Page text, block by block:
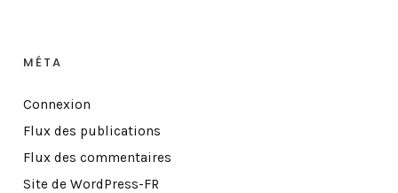
MÉTA
Connexion
Flux des publications
Flux des commentaires
Site de WordPress-FR